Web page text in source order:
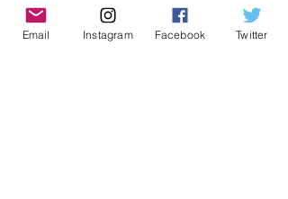
Email Instagram Facebook Twitter